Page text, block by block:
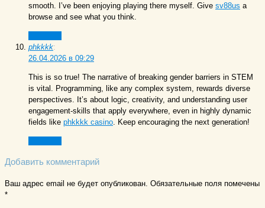
smooth. I’ve been enjoying playing there myself. Give sv88us a
browse and see what you think.
phkkkk:
26.04.2026 в 09:29
This is so true! The narrative of breaking gender barriers in STEM
is vital. Programming, like any complex system, rewards diverse
perspectives. It’s about logic, creativity, and understanding user
engagement-skills that apply everywhere, even in highly dynamic
fields like phkkkk casino . Keep encouraging the next generation!
Добавить комментарий
Ваш адрес email не будет опубликован. Обязательные поля помечены
*